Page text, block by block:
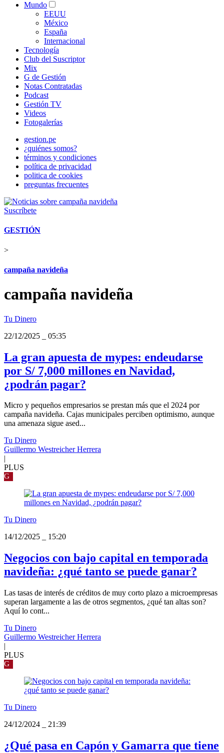
Mundo
EEUU
México
España
Internacional
Tecnología
Club del Suscriptor
Mix
G de Gestión
Notas Contratadas
Podcast
Gestión TV
Videos
Fotogalerías
gestion.pe
¿quiénes somos?
términos y condiciones
política de privacidad
politica de cookies
preguntas frecuentes
Suscríbete
GESTIÓN
>
campaña navideña
campaña navideña
Tu Dinero
22/12/2025
05:35
La gran apuesta de mypes: endeudarse
por S/ 7,000 millones en Navidad,
¿podrán pagar?
Micro y pequeños empresarios se prestan más que el 2024 por
campaña navideña. Cajas municipales perciben optimismo, aunque
una amenaza sigue ased...
Tu Dinero
Guillermo Westreicher Herrera
PLUS
G
Tu Dinero
14/12/2025
15:20
Negocios con bajo capital en temporada
navideña: ¿qué tanto se puede ganar?
Las tasas de interés de créditos de muy corto plazo a microempresas
superan largamente a las de otros segmentos, ¿qué tan altas son?
Aquí lo cont...
Tu Dinero
Guillermo Westreicher Herrera
|
PLUS
G
Tu Dinero
24/12/2024
21:39
¿Qué pasa en Capón y Gamarra que tiene